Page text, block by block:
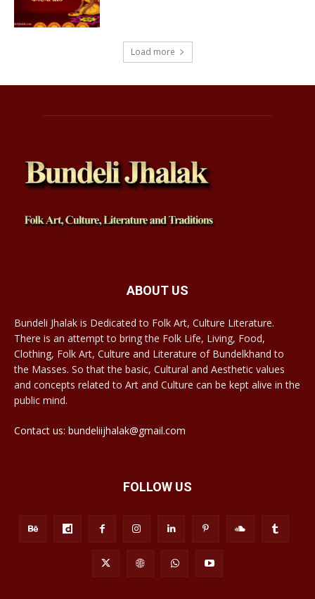
Load more
ABOUT US
Bundeli Jhalak is Dedicated to Folk Art, Culture Literature.
There is an attempt to bring the Folk Life, Living, Food,
Clothing, Folk Art, Culture and Literature of Bundelkhand to
the Masses. So that the basic, Cultural and Aesthetic values
and concepts related to Art and Culture can be kept alive in the
public mind.
Contact us: bundeliijhalak@gmail.com
FOLLOW US